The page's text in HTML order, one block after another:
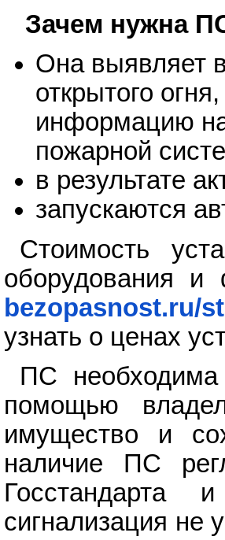
Зачем нужна
Она выявляет
открытого
информацию
пожарной
в результате
запускаются
Стоимость
оборудования
bezopasnost.ru/
узнать о ценах
ПС
помощью
имущество и
наличие ПС
сигнализация не